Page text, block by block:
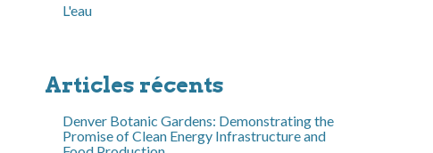
L'eau
Articles récents
Denver Botanic Gardens: Demonstrating the
Promise of Clean Energy Infrastructure and